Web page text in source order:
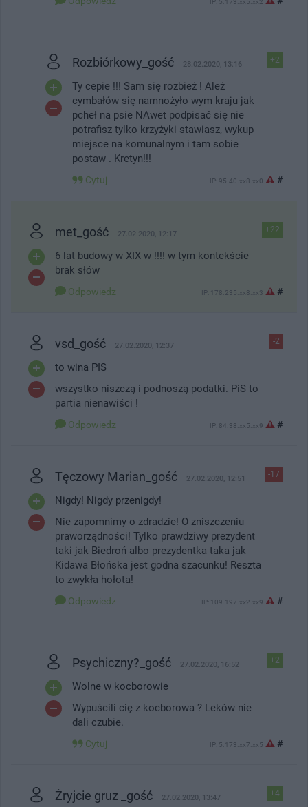
IP: 5.173.xx5.xx2
+2
Rozbiórkowy_gość 28.02.2020, 13:16
Ty cepie !!! Sam się rozbież ! Ależ
cymbałów się namnożyło wym kraju jak
pcheł na psie NAwet podpisać się nie
potrafisz tylko krzyżyki stawiasz, wykup
miejsce na komunalnym i tam sobie
postaw . Kretyn!!!
Cytuj IP: 95.40.xx8.xx0 #
+22
met_gość 27.02.2020, 12:17
6 lat budowy w XIX w !!!! w tym kontekście
brak słów
Odpowiedz IP: 178.235.xx8.xx3 #
-2
vsd_gość 27.02.2020, 12:37
to wina PIS
wszystko niszczą i podnoszą podatki. PiS to
partia nienawiści !
Odpowiedz IP: 84.38.xx5.xx9 #
-17
Tęczowy Marian_gość 27.02.2020, 12:51
Nigdy! Nigdy przenigdy!
Nie zapomnimy o zdradzie! O zniszczeniu
praworządności! Tylko prawdziwy prezydent
taki jak Biedroń albo prezydentka taka jak
Kidawa Błońska jest godna szacunku! Reszta
to zwykła hołota!
Odpowiedz IP: 109.197.xx2.xx9 #
+2
Psychiczny?_gość 27.02.2020, 16:52
Wolne w kocborowie
Wypuścili cię z kocborowa ? Leków nie
dali czubie.
Cytuj IP: 5.173.xx7.xx5 #
+4
Żryjcie gruz _gość 27.02.2020, 13:47